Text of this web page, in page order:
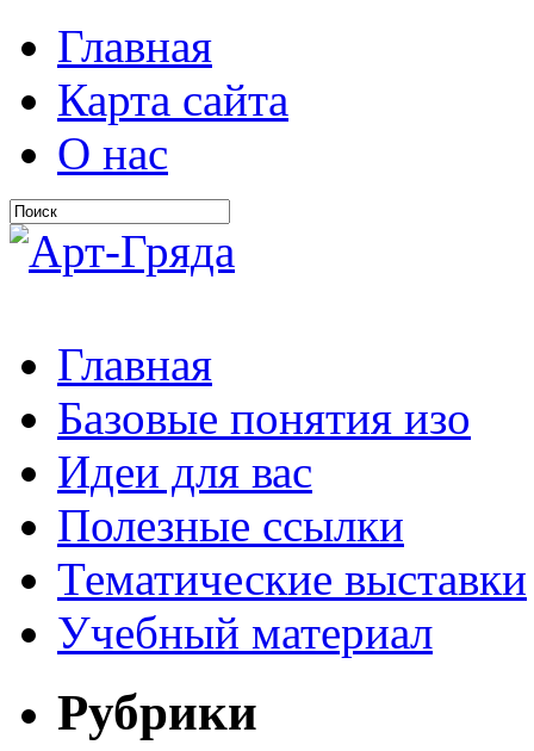
Главная
Карта сайта
О нас
Главная
Базовые понятия изо
Идеи для вас
Полезные ссылки
Тематические выставки
Учебный материал
Рубрики